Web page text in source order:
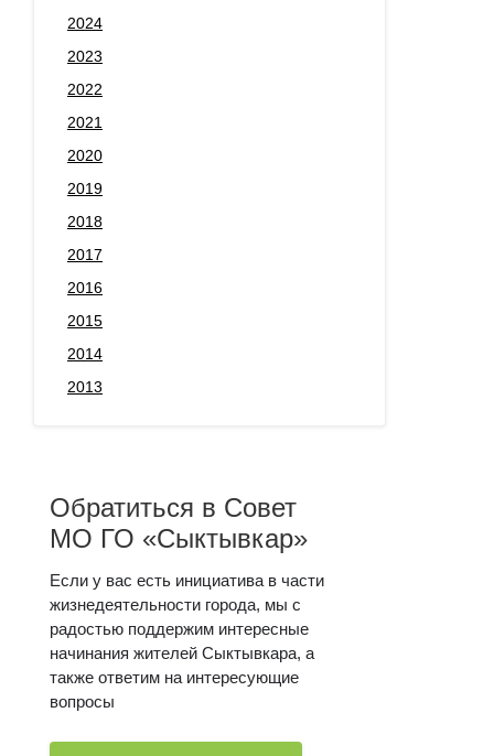
2024
2023
2022
2021
2020
2019
2018
2017
2016
2015
2014
2013
Обратиться в Совет
МО ГО «Сыктывкар»
Если у вас есть инициатива в части
жизнедеятельности города, мы с
радостью поддержим интересные
начинания жителей Сыктывкара, а
также ответим на интересующие
вопросы